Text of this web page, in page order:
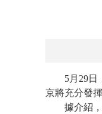
5月29日，
京將充分發
據介紹，